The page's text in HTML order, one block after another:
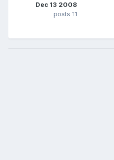
Dec 13 2008
11 posts